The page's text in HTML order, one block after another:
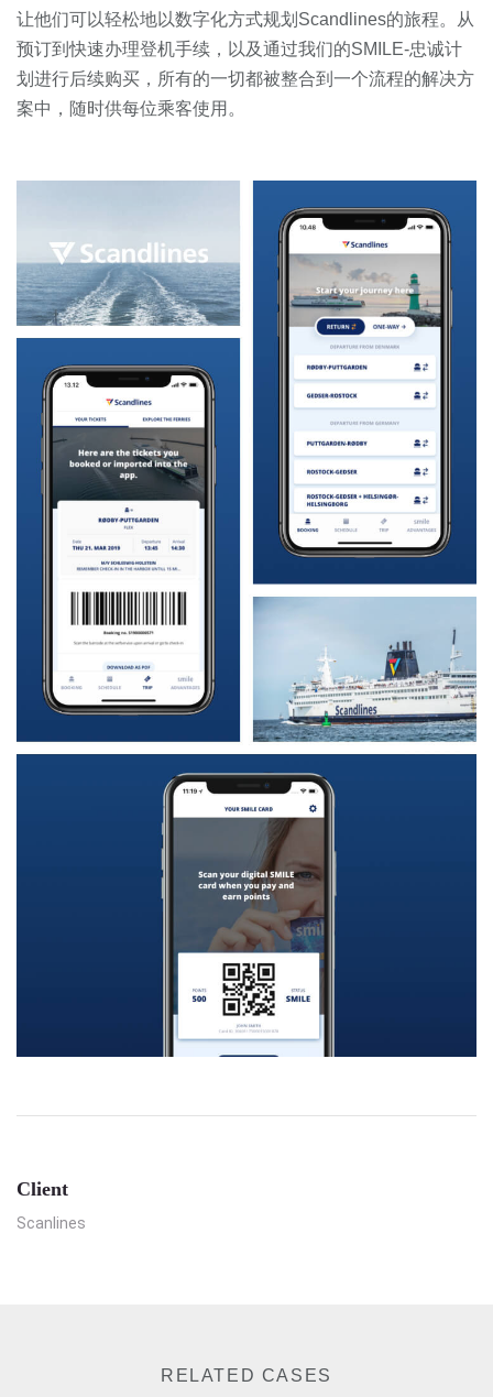
Client
Scanlines
让他们可以轻松地以数字化方式规划Scandlines的旅程。从
预订到快速办理登机手续，以及通过我们的SMILE-忠诚计
划进行后续购买，所有的一切都被整合到一个流程的解决方
案中，随时供每位乘客使用。
RELATED CASES